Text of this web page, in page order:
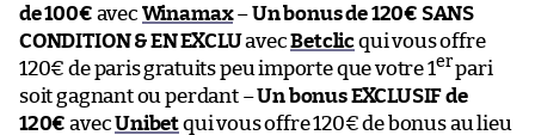
de 100€ avec Winamax–Un bonus de 120€ SANS
CONDITION & EN EXCLUavecBetclicqui vous offre
120€ de paris gratuits peu importe que votre 1erpari
soit gagnant ou perdant –Un bonus EXCLUSIF de
120€ avecUnibetqui vous offre 120€ de bonus au lieu